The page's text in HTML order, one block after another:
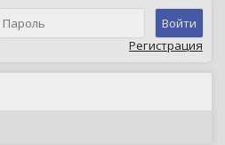
Войти
Регистрация